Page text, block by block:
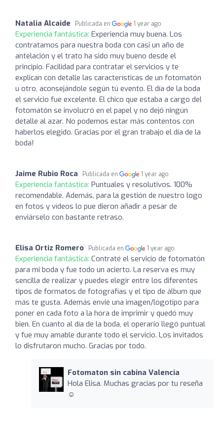
Natalia Alcaide Publicada en 1 year ago
Experiencia fantástica: Experiencia muy buena. Los
contratamos para nuestra boda con casi un año de
antelación y el trato ha sido muy bueno desde el
principio. Facilidad para contratar el servicios y te
explican con detalle las características de un fotomatón
u otro, aconsejándole según tú evento. El día de la boda
el servicio fue excelente. El chico que estaba a cargo del
fotomatón se involucró en el papel y no dejó ningún
detalle al azar. No podemos estar más contentos con
haberlos elegido. Gracias por el gran trabajo el día de la
boda!
Jaime Rubio Roca Publicada en 1 year ago
Experiencia fantástica: Puntuales y resolutivos. 100%
recomendable. Además, para la gestión de nuestro logo
en fotos y vídeos lo pue dieron añadir a pesar de
enviárselo con bastante retraso.
Elisa Ortiz Romero Publicada en 1 year ago
Experiencia fantástica: Contraté el servicio de fotomatón
para mi boda y fue todo un acierto. La reserva es muy
sencilla de realizar y puedes elegir entre los diferentes
tipos de formatos de fotografías y el tipo de álbum que
más te gusta. Además envié una imagen/logotipo para
poner en cada foto a la hora de imprimir y quedó muy
bien. En cuanto al día de la boda, el operario llegó puntual
y fue muy amable durante todo el servicio. Los invitados
lo disfrutaron mucho. Gracias por todo.
Fotomaton sin cabina Valencia
Hola Elisa. Muchas gracias por tu reseña
☺️